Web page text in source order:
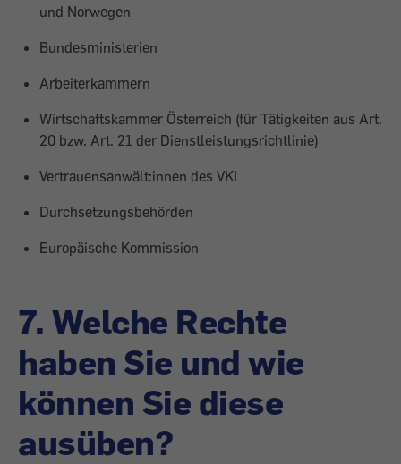
und Norwegen
Bundesministerien
Arbeiterkammern
Wirtschaftskammer Österreich (für Tätigkeiten aus Art.
20 bzw. Art. 21 der Dienstleistungsrichtlinie)
Vertrauensanwält:innen des VKI
Durchsetzungsbehörden
Europäische Kommission
7. Welche Rechte
haben Sie und wie
können Sie diese
ausüben?